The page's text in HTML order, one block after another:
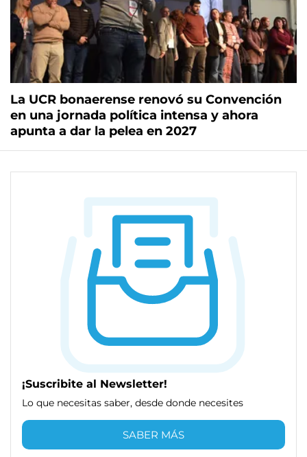
La UCR bonaerense renovó su Convención
en una jornada política intensa y ahora
apunta a dar la pelea en 2027
¡Suscribite al Newsletter!
Lo que necesitas saber, desde donde necesites
SABER MÁS